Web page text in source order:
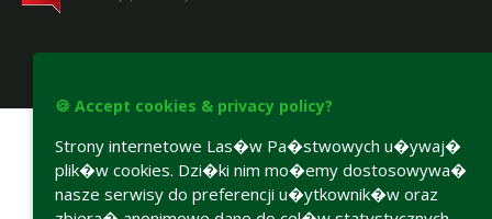
🍪 Accept cookies & privacy policy?
Strony internetowe Las�w Pa�stwowych u�ywaj�
plik�w cookies. Dzi�ki nim mo�emy dostosowywa�
nasze serwisy do preferencji u�ytkownik�w oraz